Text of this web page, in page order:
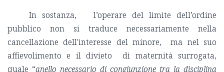
In sostanza, l’operare del limite dell’ordine
pubblico non si traduce necessariamente nella
cancellazione dell'interesse del minore, ma nel suo
affievolimento e il divieto di maternità surrogata,
quale “anello necessario di congiunzione tra la disciplina